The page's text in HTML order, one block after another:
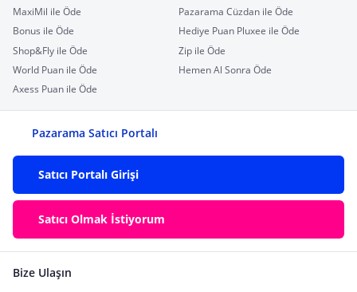
MaxiMil ile Öde
Pazarama Cüzdan ile Öde
Bonus ile Öde
Hediye Puan Pluxee ile Öde
Shop&Fly ile Öde
Zip ile Öde
World Puan ile Öde
Hemen Al Sonra Öde
Axess Puan ile Öde
Pazarama Satıcı Portalı
Satıcı Portalı Girişi
Satıcı Olmak İstiyorum
Bize Ulaşın